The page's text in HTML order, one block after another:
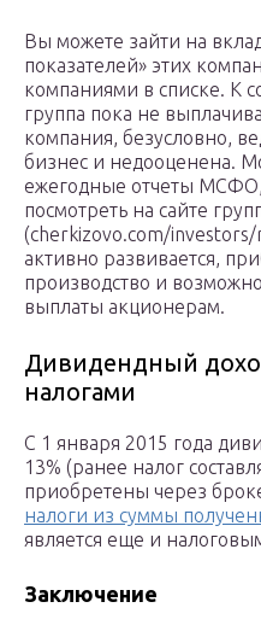
Вы можете зайти на
показателей» этих
компаниями в списке. К
группа пока не
компания, безусловно,
бизнес и недооценена.
ежегодные отчеты
посмотреть на сайте
(cherkizovo.com/
активно развивается,
производство и
выплаты акционерам.
Дивидендный
налогами
С 1 января 2015 года
13% (ранее налог
приобретены через
налоги из суммы
является еще и
Заключение